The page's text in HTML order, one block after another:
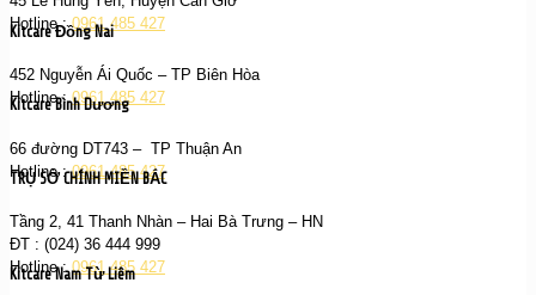
Hotline :0961 485 427
Kitcare Đồng Nai
452 Nguyễn Ái Quốc – TP Biên Hòa
Hotline :0961 485 427
Kitcare Bình Dương
66 đường DT743 – TP Thuận An
Hotline :0961 485 427
TRỤ SỞ CHÍNH MIỀN BẮC
Tầng 2, 41 Thanh Nhàn – Hai Bà Trưng – HN
ĐT : (024) 36 444 999
Hotline :0961 485 427
Kitcare Nam Từ Liêm